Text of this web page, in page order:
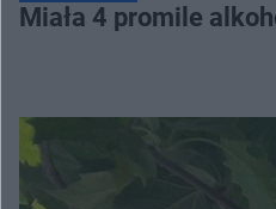
Miała 4 promile